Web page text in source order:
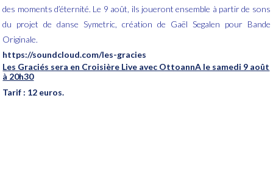
des moments d’éternité. Le 9 août, ils joueront ensemble à partir de sons
du projet de danse Symetric, création de Gaël Segalen pour Bande
Originale.
https://soundcloud.com/les-gracies
Les Graciés sera en Croisière Live avec OttoannA le samedi 9 août
à 20h30
Tarif : 12 euros.